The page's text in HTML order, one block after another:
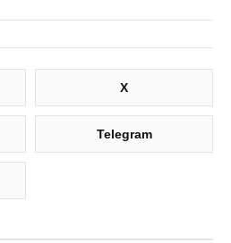
X
Telegram